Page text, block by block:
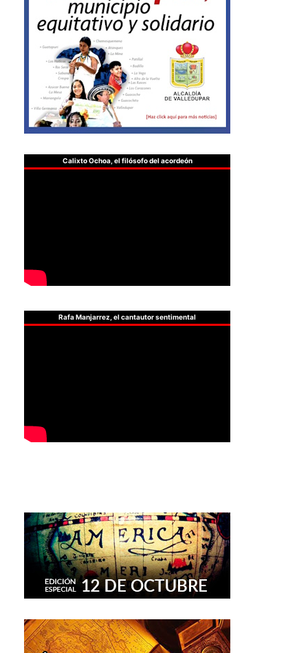
Calixto Ochoa, el filósofo del acordeón
Rafa Manjarrez, el cantautor sentimental